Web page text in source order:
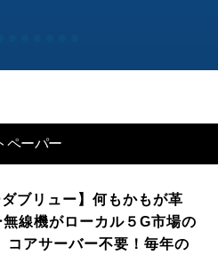
ペーパー
ブリュー】何もかもが革
線機がローカル５G市場の
コアサーバー不要！毎年の